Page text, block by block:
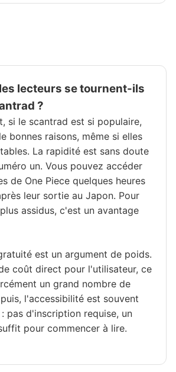
lecteurs se tournent-ils
?
si le scantrad est si populaire,
bonnes raisons, même si elles
La rapidité est sans doute
un. Vous pouvez accéder
de One Piece quelques heures
leur sortie au Japon. Pour
assidus, c'est un avantage
est un argument de poids.
coût direct pour l'utilisateur, ce
un grand nombre de
l'accessibilité est souvent
pas d'inscription requise, un
pour commencer à lire.